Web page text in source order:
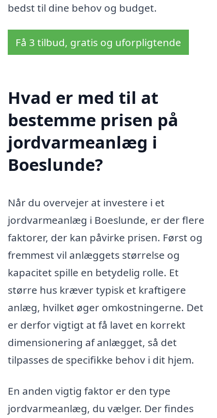
bedst til dine behov og budget.
Få 3 tilbud, gratis og uforpligtende
Hvad er med til at
bestemme prisen på
jordvarmeanlæg i
Boeslunde?
Når du overvejer at investere i et
jordvarmeanlæg i Boeslunde, er der flere
faktorer, der kan påvirke prisen. Først og
fremmest vil anlæggets størrelse og
kapacitet spille en betydelig rolle. Et
større hus kræver typisk et kraftigere
anlæg, hvilket øger omkostningerne. Det
er derfor vigtigt at få lavet en korrekt
dimensionering af anlægget, så det
tilpasses de specifikke behov i dit hjem.
En anden vigtig faktor er den type
jordvarmeanlæg, du vælger. Der findes